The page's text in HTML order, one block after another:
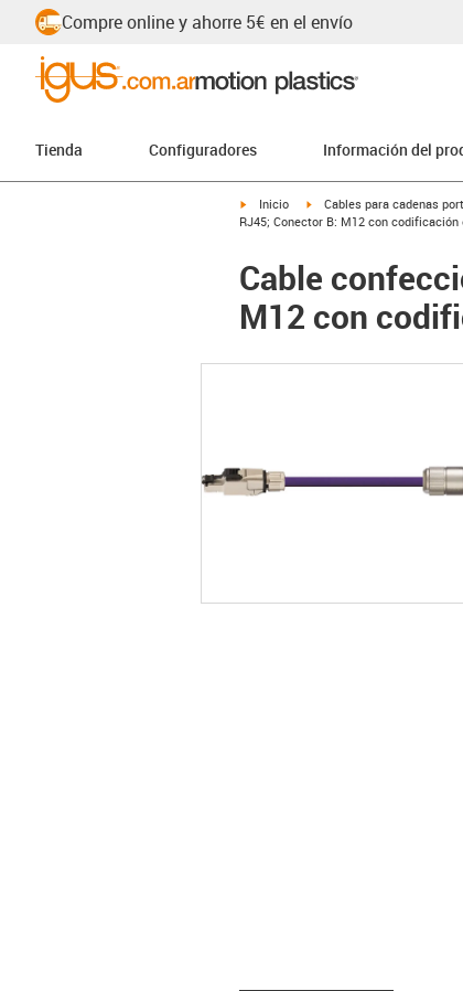
Compre online y ahorre 5€ en el envío
Tienda Configuradores Información del
igus-icon-arrow-right
Inicio igus-icon-arrow-right
Cables para cadenas
RJ45; Conector B: M12 con codificación
Cable
M12 con